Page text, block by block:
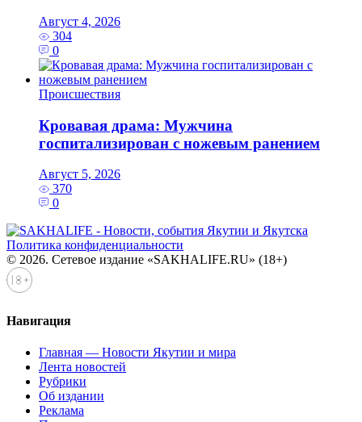
Август 4, 2026
304
0
Происшествия
Кровавая драма: Мужчина
госпитализирован с ножевым ранением
Август 5, 2026
370
0
Политика конфиденциальности
© 2026. Сетевое издание «SAKHALIFE.RU» (18+)
Навигация
Главная — Новости Якутии и мира
Лента новостей
Рубрики
Об издании
Реклама